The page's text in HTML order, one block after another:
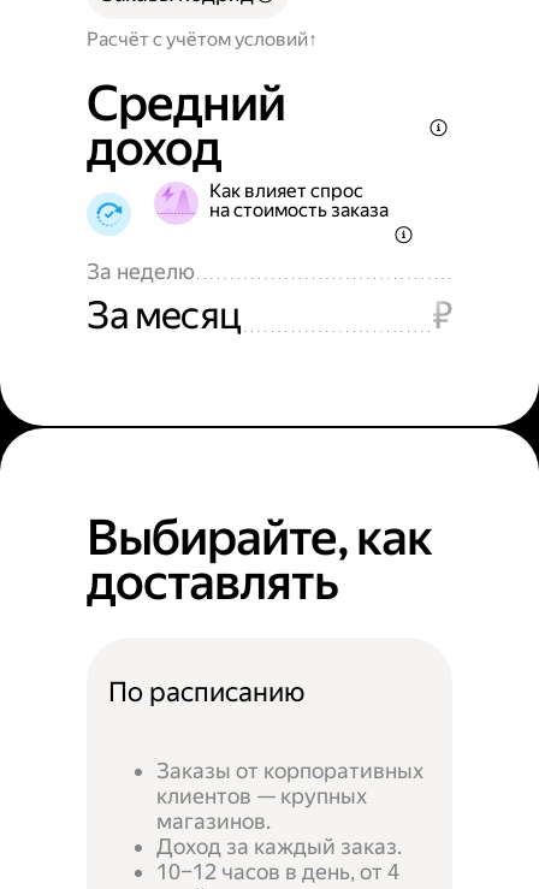
Расчёт с учётом условий
Средний
доход
Как влияет спрос
на стоимость заказа
За неделю
За месяц ₽
Выбирайте, как
доставлять
По расписанию
Заказы от корпоративных
клиентов — крупных
магазинов.
Доход за каждый заказ.
10–12 часов в день, от 4